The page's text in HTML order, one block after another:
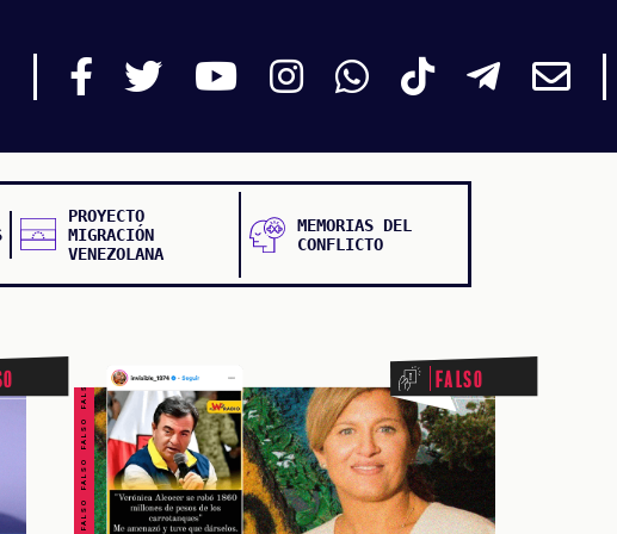
PROYECTO
MIGRACIÓN
VENEZOLANA
MEMORIAS DEL
CONFLICTO
FALSO FALSO FALSO FALSO FALSO FALSO FALSO Falso